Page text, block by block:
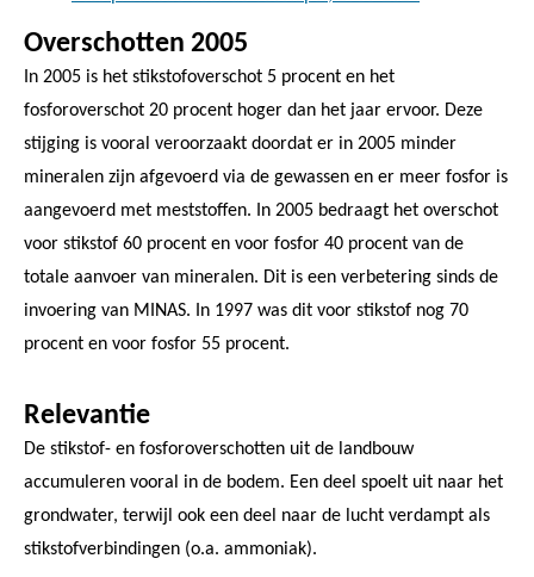
Overschotten 2005
In 2005 is het stikstofoverschot 5 procent en het
fosforoverschot 20 procent hoger dan het jaar ervoor. Deze
stijging is vooral veroorzaakt doordat er in 2005 minder
mineralen zijn afgevoerd via de gewassen en er meer fosfor is
aangevoerd met meststoffen. In 2005 bedraagt het overschot
voor stikstof 60 procent en voor fosfor 40 procent van de
totale aanvoer van mineralen. Dit is een verbetering sinds de
invoering van MINAS. In 1997 was dit voor stikstof nog 70
procent en voor fosfor 55 procent.
Relevantie
De stikstof- en fosforoverschotten uit de landbouw
accumuleren vooral in de bodem. Een deel spoelt uit naar het
grondwater, terwijl ook een deel naar de lucht verdampt als
stikstofverbindingen (o.a. ammoniak).